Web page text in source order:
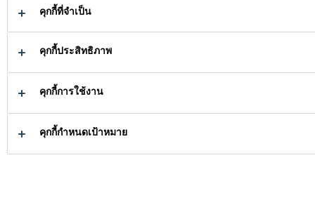
ประเทศไทย
ผู้ผลิตและจำหน่ายเคมีภัณฑ์
สำหรับธุรกิจงานก่อสร้าง
ธุรกิจกาวอุตสาหกรรมระดับสากล
คุกกี้ที่จำเป็น
คุกกี้ประสิทธิภาพ
คุกกี้การใช้งาน
คุกกี้กำหนดเป้าหมาย